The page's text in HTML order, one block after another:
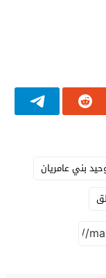
بني عامريان